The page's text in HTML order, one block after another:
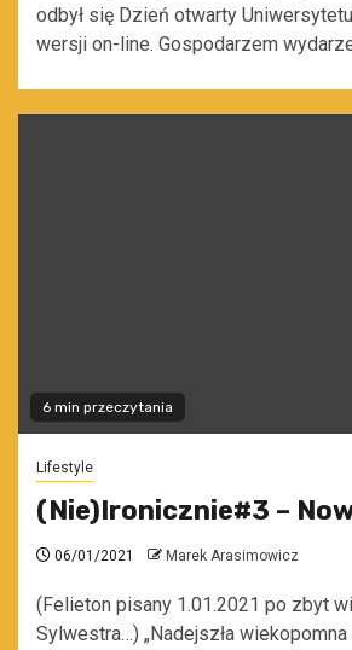
odbył się Dzień otwarty
wersji on-line. Gospodarzem
6 min przeczytania
Lifestyle
(Nie)Ironicznie#3 –
06/01/2021 Marek Arasimowicz
(Felieton pisany 1.01.2021 po zbyt
Sylwestra…) „Nadejszła wiekopomna